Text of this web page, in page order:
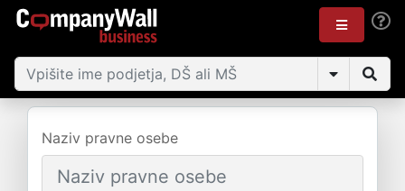
Naziv pravne osebe